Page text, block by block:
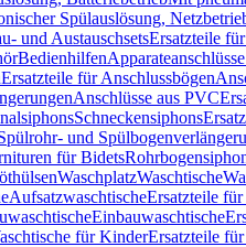
Spülauslösung,
und AustauschsetsErsatzteile
Bedienhilfen
Ersatzteile für Anschlussbögen
Anschlüsse aus PVC
Schneckensiphons
und
für Bidets
WaschplatzWaschtische
AufsatzwaschtischeErsatzteile
Einbauwaschtische
für KinderErsatzteile